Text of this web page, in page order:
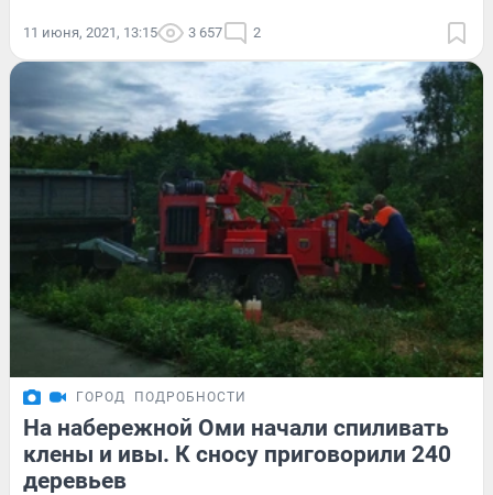
11 июня, 2021, 13:15 3 657 2
ГОРОД ПОДРОБНОСТИ
На набережной Оми начали спиливать
клены и ивы. К сносу приговорили 240
деревьев